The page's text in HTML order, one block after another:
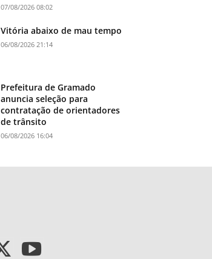
07/08/2026 08:02
Vitória abaixo de mau tempo
06/08/2026 21:14
Prefeitura de Gramado
anuncia seleção para
contratação de orientadores
de trânsito
06/08/2026 16:04